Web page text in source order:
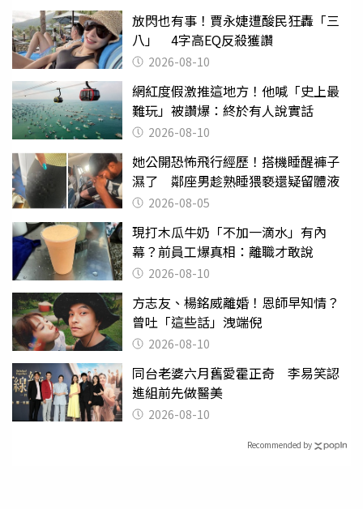
放閃也有事！賈永婕遭酸民狂轟「三
八」 4字高EQ反殺獲讚
2026-08-10
網紅度假激推這地方！他喊「史上最
難玩」被讚爆：終於有人說實話
2026-08-10
她公開恐怖飛行經歷！搭機睡醒褲子
濕了 鄰座男趁熟睡猥褻還疑留體液
2026-08-05
現打木瓜牛奶「不加一滴水」有內
幕？前員工爆真相：離職才敢說
2026-08-10
方志友、楊銘威離婚！恩師早知情？
曾吐「這些話」洩端倪
2026-08-10
同台老婆六月舊愛霍正奇 李易笑認
進組前先做醫美
2026-08-10
Recommended by